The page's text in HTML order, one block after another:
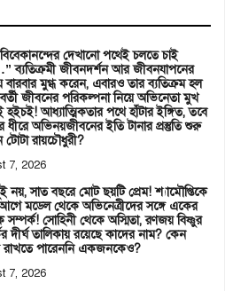
বিবেকানন্দের দেখানো পথেই চলতে চাই
ব্যতিক্রমী জীবনদর্শন আর জীবনযাপনের
বারবার মুগ্ধ করেন, এবারও তার ব্যতিক্রম হল
জীবনের পরিকল্পনা নিয়ে অভিনেতা মুখ
আধ্যাত্মিকতার পথে হাঁটার ইঙ্গিত, তবে
ধীরে অভিনয়জীবনের ইতি টানার প্রস্তুতি শুরু
রায়চৌধুরী?
7, 2026
নয়, সাত বছরে মোট ছয়টি প্রেম! শ্যামৌপ্তিকে
মডেল থেকে অভিনেত্রীদের সঙ্গে একের
সোহিনী থেকে অস্মিতা, রণজয় বিষ্ণুর
দীর্ঘ তালিকায় রয়েছে কাদের নাম? কেন
রাখতে পারেননি একজনকেও?
7, 2026